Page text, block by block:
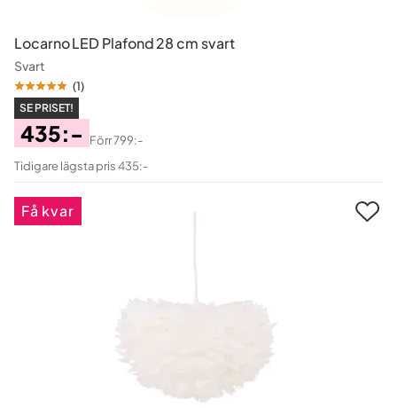
Locarno LED Plafond 28 cm svart
Svart
(1)
SE PRISET!
Pris
435:-
Original
Pris
Förr799:-
Tidigare lägsta pris 435:-
Få kvar